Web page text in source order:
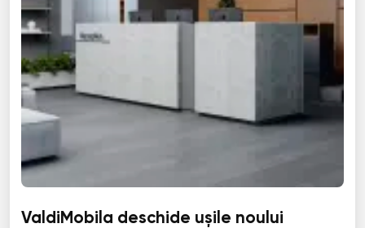
ValdiMobila deschide ușile noului